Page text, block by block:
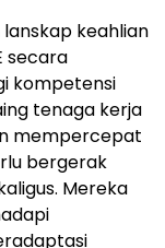
keahlian
secara
kompetensi
tenaga kerja
mempercepat
bergerak
Mereka